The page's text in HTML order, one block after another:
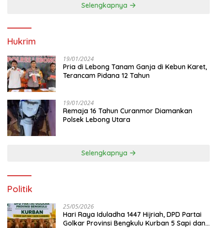
Selengkapnya
Hukrim
19/01/2024
Pria di Lebong Tanam Ganja di Kebun Karet,
Terancam Pidana 12 Tahun
19/01/2024
Remaja 16 Tahun Curanmor Diamankan
Polsek Lebong Utara
Selengkapnya
Politik
25/05/2026
Hari Raya Iduladha 1447 Hijriah, DPD Partai
Golkar Provinsi Bengkulu Kurban 5 Sapi dan 1